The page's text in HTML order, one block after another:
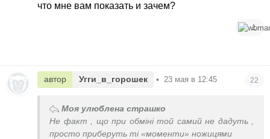
что мне вам показать и зачем?
1
автор Угги_в_горошек • 23 мая в 12:45 22
Моя улюблена страшко
Не факт , що при обміні той самий не дадуть ,
просто приберуть ті «моменти» ножицями